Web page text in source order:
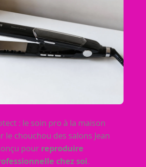
: le soin pro à la maison
le chouchou des salons Jean
pour reproduire
chez soi.